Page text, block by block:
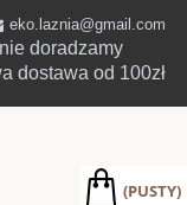
eko.laznia@gmail.com
doradzamy
dostawa od 100zł
(PUSTY)